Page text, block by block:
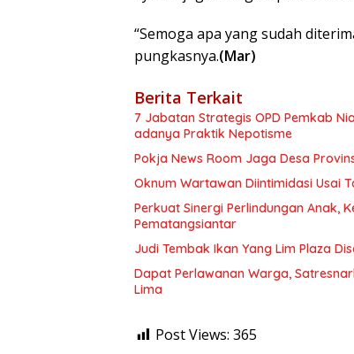
“Semoga apa yang sudah
pungkasnya.(Mar)
Berita Terkait
7 Jabatan Strategis OPD Pemkab
adanya Praktik Nepotisme
Pokja News Room Jaga Desa
Oknum Wartawan Diintimidasi Usai
Perkuat Sinergi Perlindungan Anak,
Pematangsiantar
Judi Tembak Ikan Yang Lim Plaza
Dapat Perlawanan Warga,
Lima
Post Views: 365